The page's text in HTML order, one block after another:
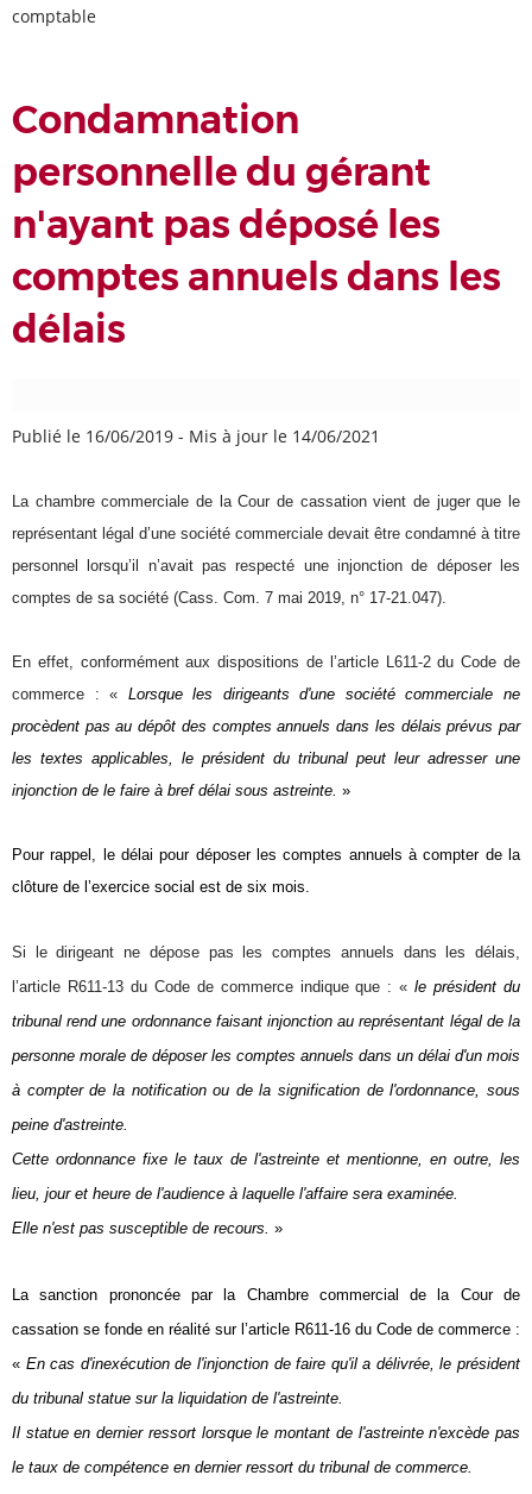
comptable
Condamnation
personnelle du gérant
n'ayant pas déposé les
comptes annuels dans les
délais
Publié le 16/06/2019 - Mis à jour le 14/06/2021
La chambre commerciale de la Cour de cassation vient de juger que le
représentant légal d’une société commerciale devait être condamné à titre
personnel lorsqu’il n’avait pas respecté une injonction de déposer les
comptes de sa société (Cass. Com. 7 mai 2019, n° 17-21.047).
En effet, conformément aux dispositions de l’article L611-2 du Code de
commerce : « Lorsque les dirigeants d'une société commerciale ne
procèdent pas au dépôt des comptes annuels dans les délais prévus par
les textes applicables, le président du tribunal peut leur adresser une
injonction de le faire à bref délai sous astreinte. »
Pour rappel, le délai pour déposer les comptes annuels à compter de la
clôture de l’exercice social est de six mois.
Si le dirigeant ne dépose pas les comptes annuels dans les délais,
l’article R611-13 du Code de commerce indique que : «le président du
tribunal rend une ordonnance faisant injonction au représentant légal de la
personne morale de déposer les comptes annuels dans un délai d'un mois
à compter de la notification ou de la signification de l'ordonnance, sous
peine d'astreinte.
Cette ordonnance fixe le taux de l'astreinte et mentionne, en outre, les
lieu, jour et heure de l'audience à laquelle l'affaire sera examinée.
Elle n'est pas susceptible de recours. »
La sanction prononcée par la Chambre commercial de la Cour de
cassation se fonde en réalité sur l’article R611-16 du Code de commerce :
« En cas d'inexécution de l'injonction de faire qu'il a délivrée, le président
du tribunal statue sur la liquidation de l'astreinte.
Il statue en dernier ressort lorsque le montant de l'astreinte n'excède pas
le taux de compétence en dernier ressort du tribunal de commerce.